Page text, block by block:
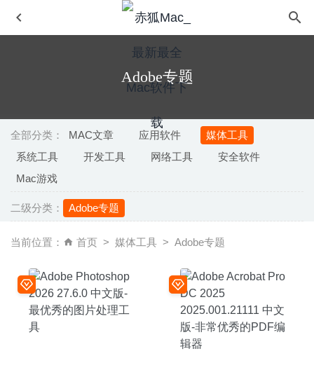
Adobe专题
全部分类： MAC文章 应用软件
媒体工具
系统工具
开发工具 网络工具
安全软件
Mac游戏
二级分类： Adobe专题
当前位置： 首页 媒体工具 Adobe专题
Shredo 1.2.8.6 – 美观实用的文件粉碎机
22
蒸汽世界:挖掘2(SteamWorld Dig2) 1.1 Build 18.1.1.1-平台
采矿冒险挖掘游戏
2025-08-02